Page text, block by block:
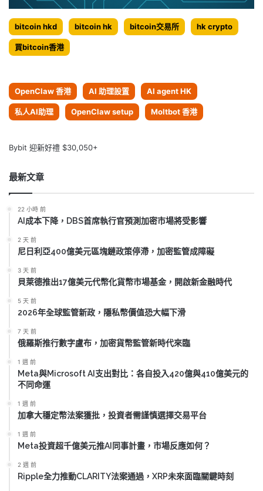
bitcoin hkd bitcoin hk bitcoin交易所 hk crypto
買bitcoin香港
OpenClaw 香港 AI 助理設置 AI agent HK
私人AI助理 OpenClaw setup Moltbot 香港
Bybit 迎新好禮 $30,050+
最新文章
22 小時 前
AI成本下降，DBS首席執行官預測加密市場將受影響
2 天 前
尼日利亞400億美元區塊鏈政策停滯，加密監管成障礙
3 天 前
貝萊德推出17億美元代幣化貨幣市場基金，開啟新金融時代
5 天 前
2026年全球監管新政，隱私幣價值恐大幅下滑
7 天 前
俄羅斯推行數字盧布，加密貨幣監管新時代來臨
1 週 前
Meta與Microsoft AI支出對比：各自投入420億與410億美元的
不同命運
1 週 前
加拿大穩定幣法案獲批，投資者需謹慎選擇交易平台
1 週 前
Meta投資超千億美元推AI同事計畫，市場反應如何？
2 週 前
Ripple全力推動CLARITY法案通過，XRP未來面臨關鍵時刻